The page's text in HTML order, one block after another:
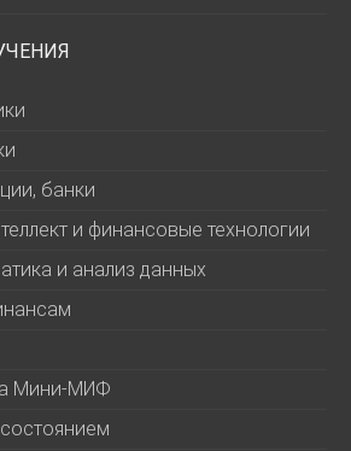
банки
и финансовые технологии
и анализ данных
Мини-МИФ